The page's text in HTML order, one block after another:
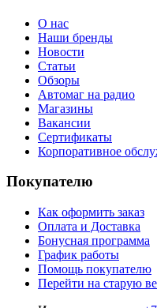
О нас
Наши бренды
Новости
Статьи
Обзоры
Автомаг на радио
Магазины
Вакансии
Сертификаты
Корпоративное
Покупателю
Как оформить заказ
Оплата и Доставка
Бонусная программа
График работы
Помощь покупателю
Перейти на старую